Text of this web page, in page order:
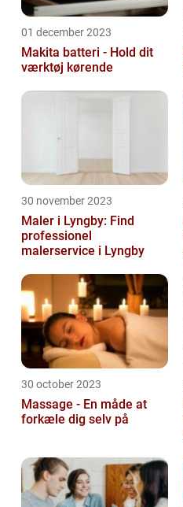
01 december 2023
Makita batteri - Hold dit
værktøj kørende
30 november 2023
Maler i Lyngby: Find
professionel
malerservice i Lyngby
30 october 2023
Massage - En måde at
forkæle dig selv på